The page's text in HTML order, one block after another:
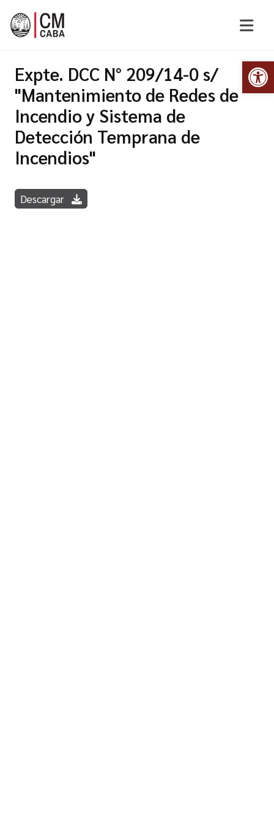
Expte. DCC N° 209/14-0 s/
"Mantenimiento de Redes de
Incendio y Sistema de
Detección Temprana de
Incendios"
Descargar